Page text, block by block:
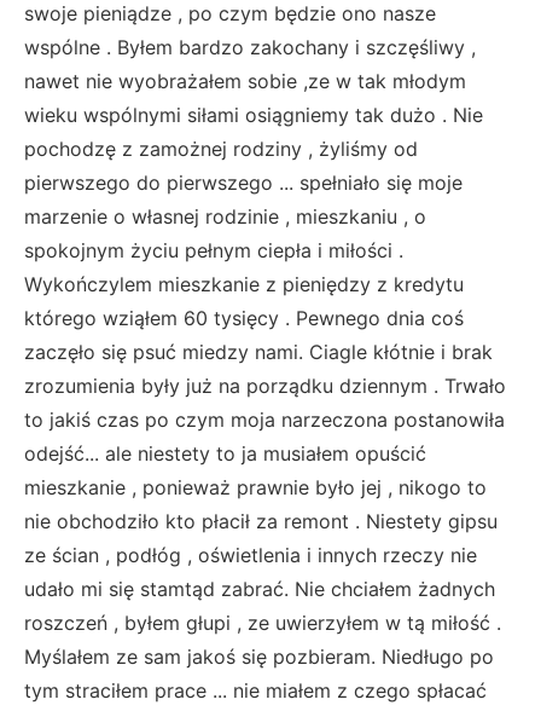
swoje pieniądze , po czym będzie ono nasze
wspólne . Byłem bardzo zakochany i szczęśliwy ,
nawet nie wyobrażałem sobie ,ze w tak młodym
wieku wspólnymi siłami osiągniemy tak dużo . Nie
pochodzę z zamożnej rodziny , żyliśmy od
pierwszego do pierwszego ... spełniało się moje
marzenie o własnej rodzinie , mieszkaniu , o
spokojnym życiu pełnym ciepła i miłości .
Wykończylem mieszkanie z pieniędzy z kredytu
którego wziąłem 60 tysięcy . Pewnego dnia coś
zaczęło się psuć miedzy nami. Ciagle kłótnie i brak
zrozumienia były już na porządku dziennym . Trwało
to jakiś czas po czym moja narzeczona postanowiła
odejść... ale niestety to ja musiałem opuścić
mieszkanie , ponieważ prawnie było jej , nikogo to
nie obchodziło kto płacił za remont . Niestety gipsu
ze ścian , podłóg , oświetlenia i innych rzeczy nie
udało mi się stamtąd zabrać. Nie chciałem żadnych
roszczeń , byłem głupi , ze uwierzyłem w tą miłość .
Myślałem ze sam jakoś się pozbieram. Niedługo po
tym straciłem prace ... nie miałem z czego spłacać